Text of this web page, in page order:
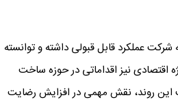
عملکرد قابل قبولی داشته و توانسته
اقتصادی نیز اقداماتی در حوزه ساخت
این روند، نقش مهمی در افزایش رضایت